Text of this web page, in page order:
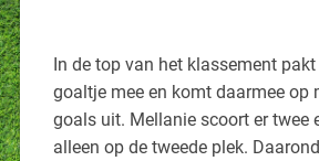
In de top van het klassement pakt
goaltje mee en komt daarmee op
goals uit. Mellanie scoort er twee
alleen op de tweede plek.